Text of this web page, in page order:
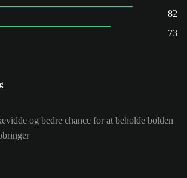
82
73
og bedre chance for at beholde bolden